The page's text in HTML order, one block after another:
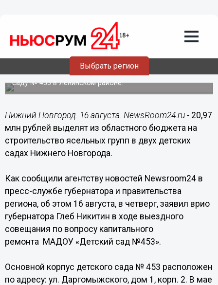
Выбрать регион
Около 21 млн рублей выделят на
строительство ясельных групп в
Нижнем Новгороде
120 мест для детей до 3 лет будет открыто в детском
саду № 453 в Ленинском районе.
Нижний Новгород. 16 августа. NewsRoom24.ru - 20,97
млн рублей выделят из областного бюджета на
строительство ясельных групп в двух детских
садах Нижнего Новгорода.
Как сообщили агентству новостей Newsroom24 в
пресс-службе губернатора и правительства
региона, об этом 16 августа, в четверг, заявил врио
губернатора Глеб Никитин в ходе выездного
совещания по вопросу капитального
ремонта МАДОУ «Детский сад №453».
Основной корпус детского сада № 453 расположен
по адресу: ул. Даргомыжского, дом 1, корп. 2. В мае